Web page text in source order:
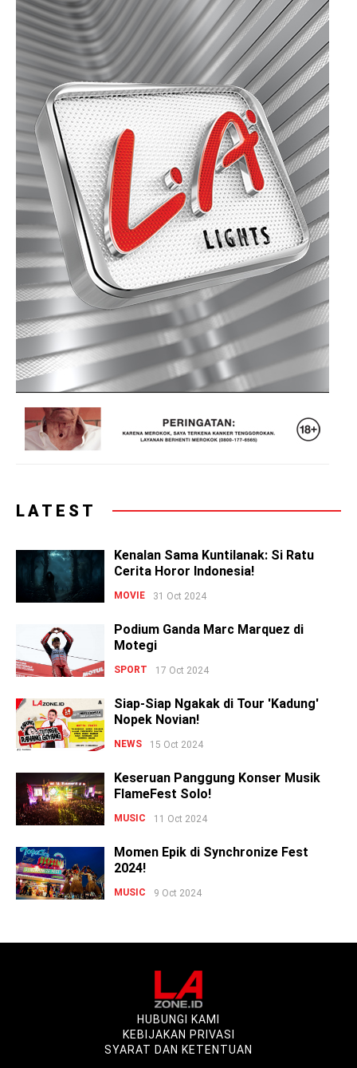
LATEST
Kenalan Sama Kuntilanak: Si Ratu
Cerita Horor Indonesia!
MOVIE 31 Oct 2024
Podium Ganda Marc Marquez di
Motegi
SPORT 17 Oct 2024
Siap-Siap Ngakak di Tour 'Kadung'
Nopek Novian!
NEWS 15 Oct 2024
Keseruan Panggung Konser Musik
FlameFest Solo!
MUSIC 11 Oct 2024
Momen Epik di Synchronize Fest
2024!
MUSIC 9 Oct 2024
HUBUNGI KAMI
KEBIJAKAN PRIVASI
SYARAT DAN KETENTUAN